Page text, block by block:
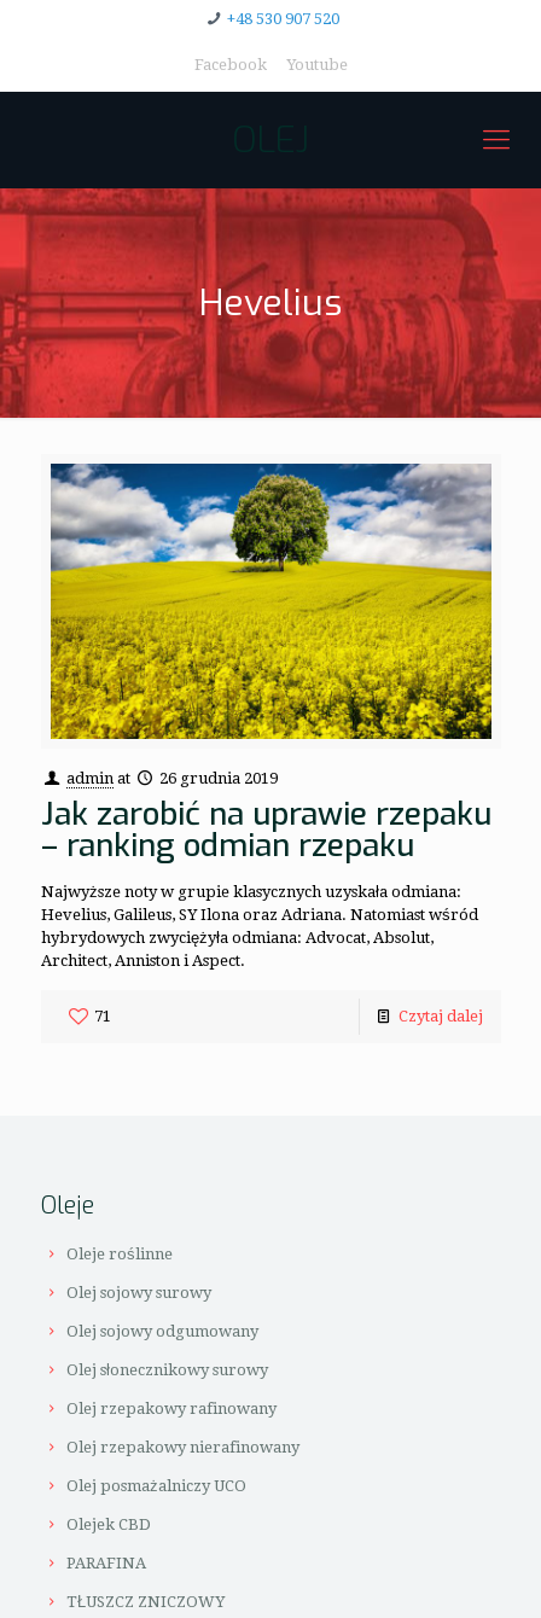
+48 530 907 520
Facebook Youtube
OLEJ
Hevelius
admin at 26 grudnia 2019
Jak zarobić na uprawie rzepaku
– ranking odmian rzepaku
Najwyższe noty w grupie klasycznych uzyskała odmiana:
Hevelius, Galileus, SY Ilona oraz Adriana. Natomiast wśród
hybrydowych zwyciężyła odmiana: Advocat, Absolut,
Architect, Anniston i Aspect.
71 Czytaj dalej
Oleje
Oleje roślinne
Olej sojowy surowy
Olej sojowy odgumowany
Olej słonecznikowy surowy
Olej rzepakowy rafinowany
Olej rzepakowy nierafinowany
Olej posmażalniczy UCO
Olejek CBD
PARAFINA
TŁUSZCZ ZNICZOWY